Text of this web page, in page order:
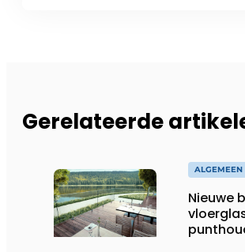
Gerelateerde
ALGEMEEN
Nieuwe